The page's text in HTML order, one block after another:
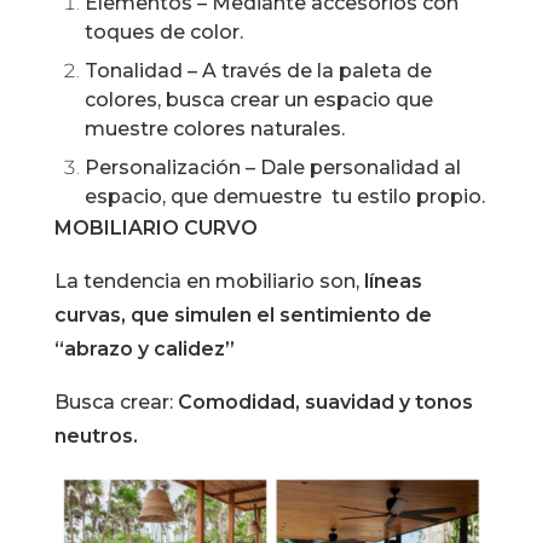
toques de color.
Tonalidad – A través de la paleta de
colores, busca crear un espacio que
muestre colores naturales.
Personalización – Dale personalidad al
espacio, que demuestre tu estilo propio.
MOBILIARIO CURVO
La tendencia en mobiliario son, líneas
curvas, que simulen el sentimiento de
“abrazo y calidez”
Busca crear: Comodidad, suavidad y tonos
neutros.